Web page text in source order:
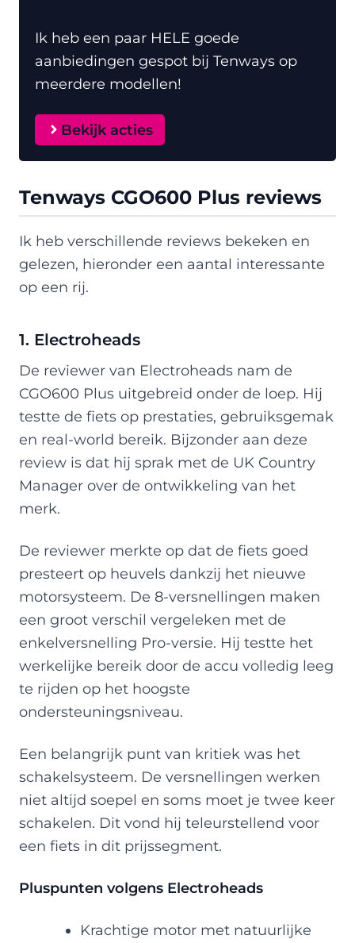
Ik heb een paar HELE goede
aanbiedingen gespot bij Tenways op
meerdere modellen!
Bekijk acties
Tenways CGO600 Plus reviews
Ik heb verschillende reviews bekeken en
gelezen, hieronder een aantal interessante
op een rij.
1. Electroheads
De reviewer van Electroheads nam de
CGO600 Plus uitgebreid onder de loep. Hij
testte de fiets op prestaties, gebruiksgemak
en real-world bereik. Bijzonder aan deze
review is dat hij sprak met de UK Country
Manager over de ontwikkeling van het
merk.
De reviewer merkte op dat de fiets goed
presteert op heuvels dankzij het nieuwe
motorsysteem. De 8-versnellingen maken
een groot verschil vergeleken met de
enkelversnelling Pro-versie. Hij testte het
werkelijke bereik door de accu volledig leeg
te rijden op het hoogste
ondersteuningsniveau.
Een belangrijk punt van kritiek was het
schakelsysteem. De versnellingen werken
niet altijd soepel en soms moet je twee keer
schakelen. Dit vond hij teleurstellend voor
een fiets in dit prijssegment.
Pluspunten volgens Electroheads
Krachtige motor met natuurlijke